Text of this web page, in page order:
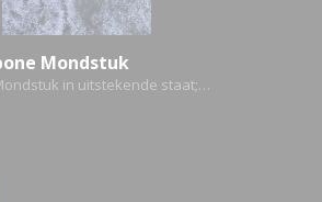
Mondstuk
in uitstekende staat;…